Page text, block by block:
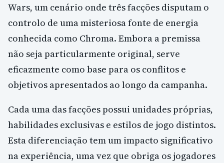
Wars, um cenário onde três facções disputam o
controlo de uma misteriosa fonte de energia
conhecida como Chroma. Embora a premissa
não seja particularmente original, serve
eficazmente como base para os conflitos e
objetivos apresentados ao longo da campanha.
Cada uma das facções possui unidades próprias,
habilidades exclusivas e estilos de jogo distintos.
Esta diferenciação tem um impacto significativo
na experiência, uma vez que obriga os jogadores